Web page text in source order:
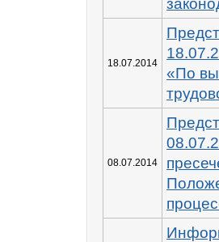
18.07.2014
«По
08.07.2014